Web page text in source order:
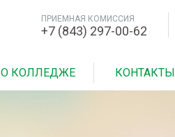
ПРИЕМНАЯ КОМИССИЯ
+7 (843) 297-00-62
О КОЛЛЕДЖЕ КОНТАКТЫ